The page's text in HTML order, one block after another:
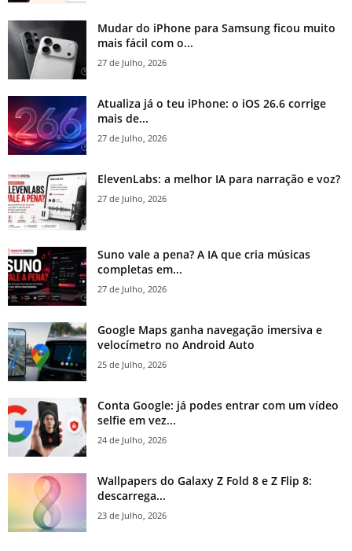
Mudar do iPhone para Samsung ficou muito
mais fácil com o...
27 de Julho, 2026
Atualiza já o teu iPhone: o iOS 26.6 corrige
mais de...
27 de Julho, 2026
ElevenLabs: a melhor IA para narração e voz?
27 de Julho, 2026
Suno vale a pena? A IA que cria músicas
completas em...
27 de Julho, 2026
Google Maps ganha navegação imersiva e
velocímetro no Android Auto
25 de Julho, 2026
Conta Google: já podes entrar com um vídeo
selfie em vez...
24 de Julho, 2026
Wallpapers do Galaxy Z Fold 8 e Z Flip 8:
descarrega...
23 de Julho, 2026